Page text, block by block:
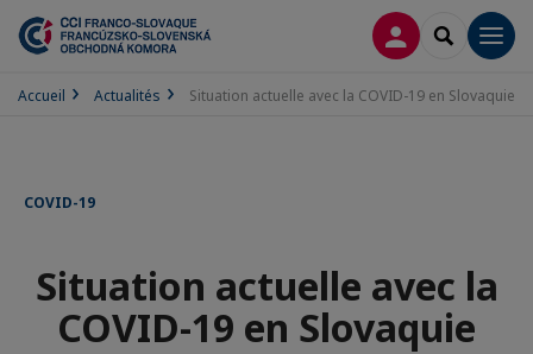
CONNEXION
Accueil Actualités Situation actuelle avec la COVID-19 en Slovaquie
COVID-19
Situation actuelle avec la
COVID-19 en Slovaquie